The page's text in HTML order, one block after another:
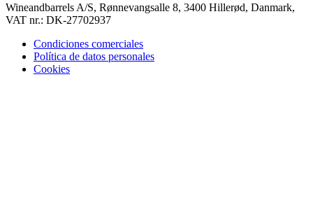
Wineandbarrels A/S, Rønnevangsalle 8, 3400 Hillerød, Danmark,
VAT nr.: DK-27702937
Condiciones comerciales
Política de datos personales
Cookies